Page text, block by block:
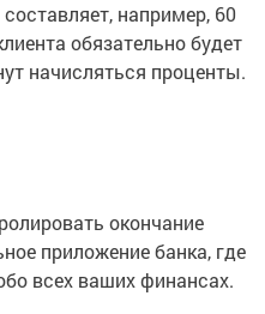
например, 60
обязательно будет
начисляться проценты.
окончание
приложение банка, где
всех ваших финансах.